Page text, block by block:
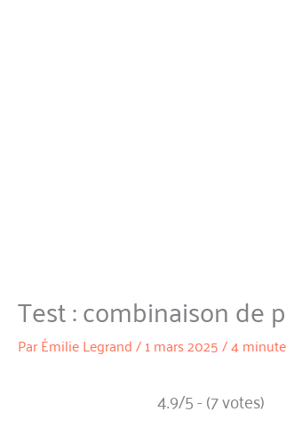
Test : combinaison de
ParÉmilie Legrand/1 mars 2025/4
4.9/5 - (7 votes)